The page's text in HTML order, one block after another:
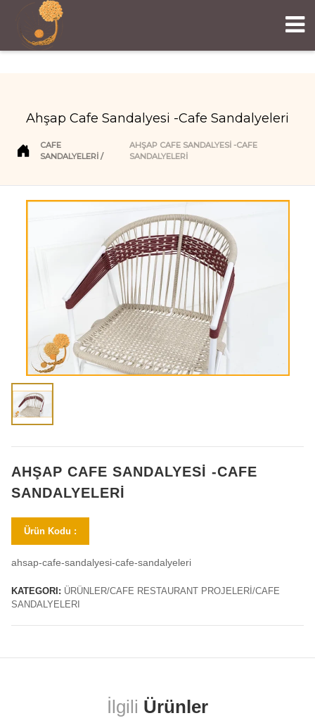
Ahşap Cafe Sandalyesi -Cafe Sandalyeleri
CAFE
SANDALYELERI
AHŞAP CAFE SANDALYESI -CAFE
SANDALYELERI
AHŞAP CAFE SANDALYESI -CAFE
SANDALYELERI
Ürün Kodu :
ahsap-cafe-sandalyesi-cafe-sandalyeleri
KATEGORI: ÜRÜNLER/CAFE RESTAURANT PROJELERİ/CAFE
SANDALYELERI
İlgili Ürünler